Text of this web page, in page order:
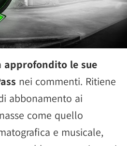
approfondito le sue
nei commenti. Ritiene
abbonamento ai
come quello
e musicale,